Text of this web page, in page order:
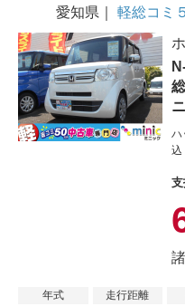
愛知県
軽総コミ
ハ
込
年式 走行距離